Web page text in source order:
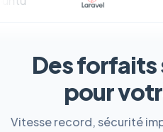
Des
pour
Vitesse record, sécurité